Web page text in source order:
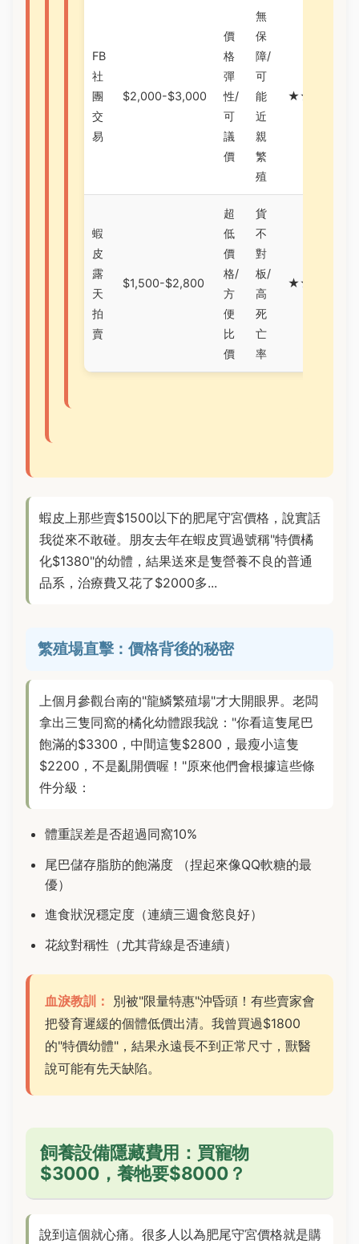
FB
社
團
交
易
$2,000-$3,000
價
格
彈
性/
可
議
價
無
保
障/
可
能
近
親
繁
殖
★★★★☆
蝦
皮
露
天
拍
賣
$1,500-$2,800
超
低
價
格/
方
便
比
價
貨
不
對
板/
高
死
亡
率
★★★★★
蝦皮上那些賣$1500以下的肥尾守宮價格，說實話
我從來不敢碰。朋友去年在蝦皮買過號稱"特價橘
化$1380"的幼體，結果送來是隻營養不良的普通
品系，治療費又花了$2000多...
繁殖場直擊：價格背後的秘密
上個月參觀台南的"龍鱗繁殖場"才大開眼界。老闆
拿出三隻同窩的橘化幼體跟我說："你看這隻尾巴
飽滿的$3300，中間這隻$2800，最瘦小這隻
$2200，不是亂開價喔！"原來他們會根據這些條
件分級：
體重誤差是否超過同窩10%
尾巴儲存脂肪的飽滿度 （捏起來像QQ軟糖的最
優）
進食狀況穩定度（連續三週食慾良好）
花紋對稱性（尤其背線是否連續）
血淚教訓：
別被"限量特惠"沖昏頭！有些賣家會
把發育遲緩的個體低價出清。我曾買過$1800
的"特價幼體"，結果永遠長不到正常尺寸，獸醫
說可能有先天缺陷。
飼養設備隱藏費用：買寵物
$3000，養牠要$8000？
說到這個就心痛。很多人以為肥尾守宮價格就是購